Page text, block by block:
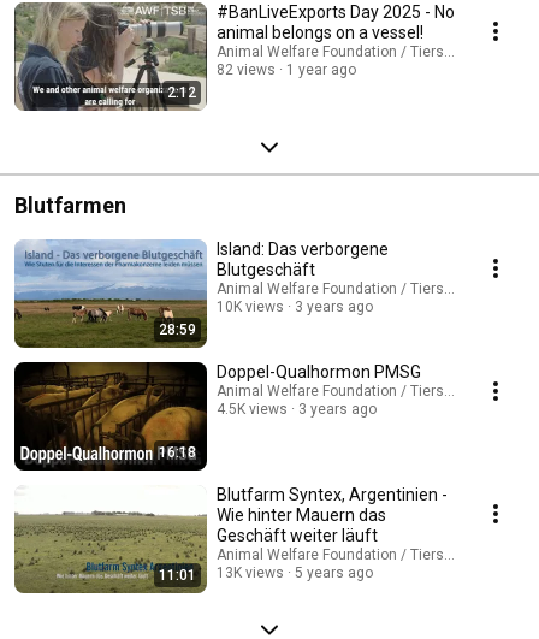
2:12
#BanLiveExports Day 2025 - No
animal belongs on a vessel!
Animal Welfare Foundation / Tierschutzbund
82 views
1 year ago
Blutfarmen
28:59
Island: Das verborgene
Blutgeschäft
Animal Welfare Foundation / Tierschutzbund
10K views
3 years ago
16:18
Doppel-Qualhormon PMSG
Animal Welfare Foundation / Tierschutzbund
4.5K views
3 years ago
11:01
Blutfarm Syntex, Argentinien -
Wie hinter Mauern das
Geschäft weiter läuft
Animal Welfare Foundation / Tierschutzbund
13K views
5 years ago